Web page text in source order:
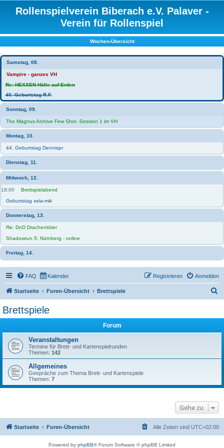
Rollenspielverein Biberach e.V. Palaver -
Verein für Rollenspiel
Wochen-Übersicht
Samstag, 08.
Vampire - ganzes VH
Re: HEXXEN Hölle auf Erden
40. Geburtstag R.F.
Sonntag, 09.
The Magnus Archive Few Shot -Session 1 im VH
Montag, 10.
44. Geburtstag Dennispr
Dienstag, 11.
Mittwoch, 12.
18:00
Brettspielabend
Geburtstag xela-mik
Donnerstag, 13.
Re: DnD Drachentöter
Shadowrun 5: Nürnberg - online
Freitag, 14.
FAQ Kalender Anmelden
Registrieren
Startseite Foren-Übersicht Brettspiele
Brettspiele
Forum
Veranstaltungen
Termine für Brett- und Kartenspielrunden
Themen: 142
Allgemeines
Gespräche zum Thema Brett- und Kartenspiele
Themen: 7
Gehe zu
Startseite Foren-Übersicht Alle Zeiten sind UTC+02:00
Powered by phpBB® Forum Software © phpBB Limited